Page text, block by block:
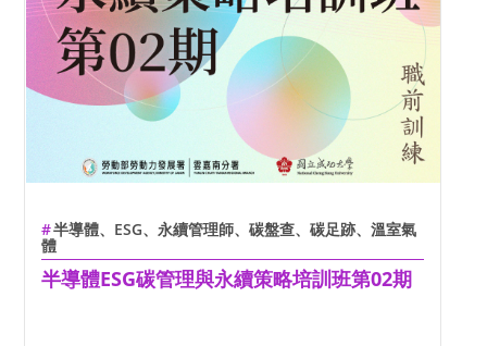
半導體、ESG、永續管理師、碳盤查、碳足跡、溫室氣
體
半導體ESG碳管理與永續策略培訓班第02期